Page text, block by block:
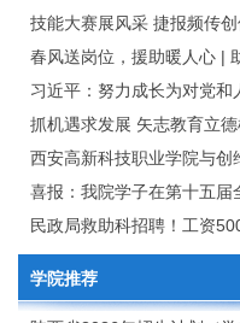
为全院师生党员上党课
技能大赛展风采 捷报频传
绩：西安高新科技职业学院
在2023年陕西省职业技能大
取佳绩
春风送岗位，援助暖人心 |
毕业生求职就业
习近平：努力成长为对党和
忠诚可靠、堪当时代重任的
之才
抓机遇求发展 矢志教育立
人：西安高新科技职业学院
2020年年终总结暨表彰网络
会
西安高新科技职业学院与创
团举行校企合作签约仪式
喜报：我院学子在第十五届
大学生广告艺术大赛（大广
赛）、第十一届未来设计师
数字艺术设计大赛（NCDA
民政局救助科招聘！工资
元/月
学院推荐